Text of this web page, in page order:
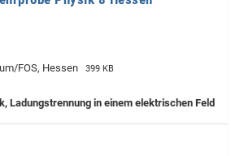
FOS, Hessen 399 KB
Ladungstrennung in einem elektrischen Feld